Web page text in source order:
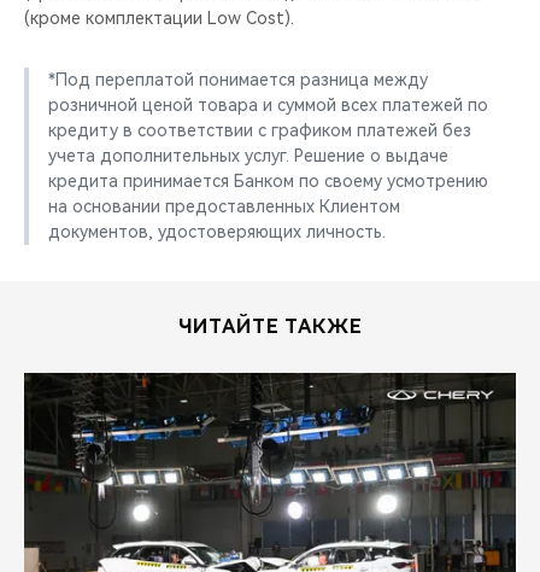
(кроме комплектации Low Cost).
*Под переплатой понимается разница между
розничной ценой товара и суммой всех платежей по
кредиту в соответствии с графиком платежей без
учета дополнительных услуг. Решение о выдаче
кредита принимается Банком по своему усмотрению
на основании предоставленных Клиентом
документов, удостоверяющих личность.
ЧИТАЙТЕ ТАКЖЕ